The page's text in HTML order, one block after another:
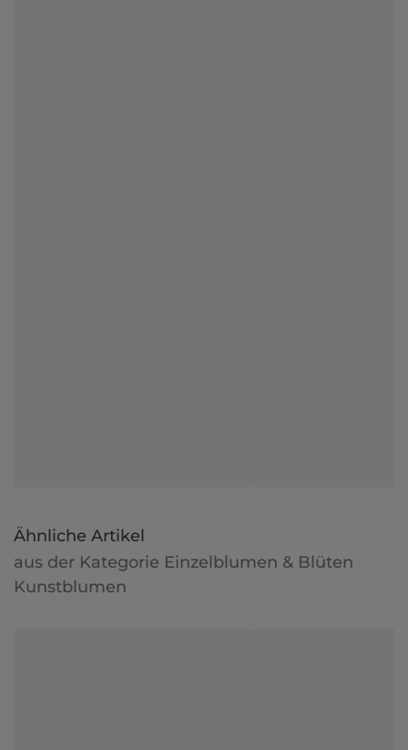
Ähnliche Artikel
aus der Kategorie Einzelblumen & Blüten
Kunstblumen